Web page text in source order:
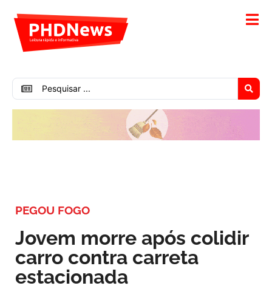
PEGOU FOGO
Jovem morre após colidir
carro contra carreta
estacionada